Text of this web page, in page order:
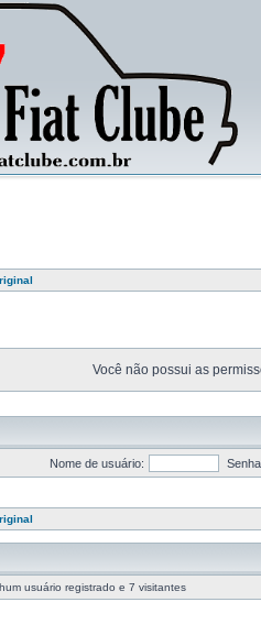
Você não possui as
Nome de usuário:
usuário registrado e 7 visitantes